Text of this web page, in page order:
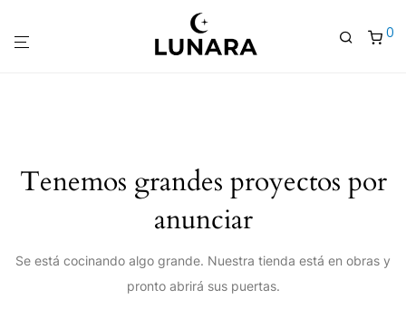
0
Tenemos grandes proyectos por
anunciar
Se está cocinando algo grande. Nuestra tienda está en obras y
pronto abrirá sus puertas.